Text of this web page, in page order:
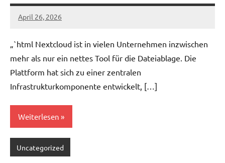
April 26, 2026
admin
„`html Nextcloud ist in vielen Unternehmen inzwischen
mehr als nur ein nettes Tool für die Dateiablage. Die
Plattform hat sich zu einer zentralen
Infrastrukturkomponente entwickelt, […]
Weiterlesen
Uncategorized